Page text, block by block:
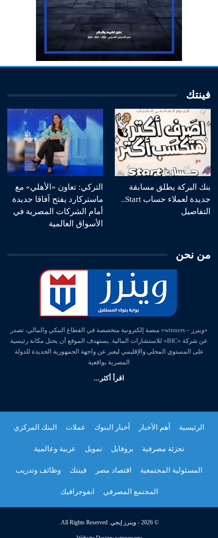
فينتك
بنك البركة يطلق مسابقة
جديدة لعملاء حساب Start..
التفاصيل
التركي: تعاون «الأهلي» مع
ماستركارد يفتح آفاقا جديدة
أمام الشركات المصرية في
الأسواق العالمية
من نحن
«وينرز – winners» منصة إلكترونية متخصصة في القطاع البنكي والمالي، تصدر
عن شركة «BIC» للاستشارات المالية. يستهدف الموقع أن يحتل مكانة رئيسية
على المستوي المحلي والإقليمي ليعبر عن واجهة الجمهورية الجديدة للدولة
المصرية بواقعية
اقرأ أكثر...
الرئيسية أهم الأخبار أخبار البنوك عملات البنك المركزي
تجزئة مصرفية بروفايل تمويل عربية وعالمية
المسئولية المجتمعية اقتصاد مصر فينتك وظائف وتدريب
المجتمع المصرفي انفوجرافيك
© 2026 - وينرز إيجي. All Rights Reserved.